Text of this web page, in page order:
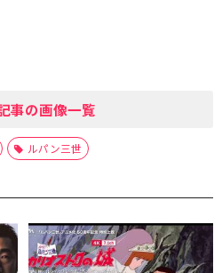
事の画像一覧
ルパン三世